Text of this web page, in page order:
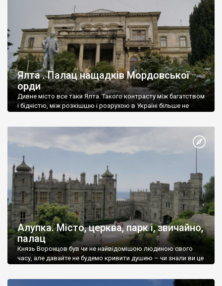
Ялта . Палац нащадків Мордовської
орди
Дивне місто все таки Ялта. Такого контрасту між багатством
і бідністю, між розкішшю і розрухою в Україні більше не
Алупка. Місто, церква, парк і, звичайно,
палац
Князь Воронцов був чи не найвідомішою людиною свого
часу, але давайте не будемо кривити душею – чи знали ви це